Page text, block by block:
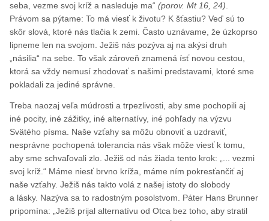
seba, vezme svoj kríž a nasleduje ma“(porov. Mt 16, 24).
Právom sa pýtame: To má viesť k životu? K šťastiu? Veď sú to
skôr slová, ktoré nás tlačia k zemi. Často uznávame, že úzkoprso
lipneme len na svojom. Ježiš nás pozýva aj na akýsi druh
„násilia“ na sebe. To však zároveň znamená ísť novou cestou,
ktorá sa vždy nemusí zhodovať s našimi predstavami, ktoré sme
pokladali za jediné správne.
Treba naozaj veľa múdrosti a trpezlivosti, aby sme pochopili aj
iné pocity, iné zážitky, iné alternatívy, iné pohľady na výzvu
Svätého písma. Naše vzťahy sa môžu obnoviť a uzdraviť,
nesprávne pochopená tolerancia nás však môže viesť k tomu,
aby sme schvaľovali zlo. Ježiš od nás žiada tento krok: „... vezmi
svoj kríž.“ Máme niesť brvno kríža, máme ním pokresťančiť aj
naše vzťahy. Ježiš nás takto volá z našej istoty do slobody
a lásky. Nazýva sa to radostným posolstvom. Páter Hans Brunner
pripomína: „Ježiš prijal alternatívu od Otca bez toho, aby stratil